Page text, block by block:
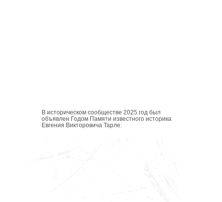
В историческом сообществе 2025 год был
объявлен Годом Памяти известного историка
Евгения Викторовича Тарле.